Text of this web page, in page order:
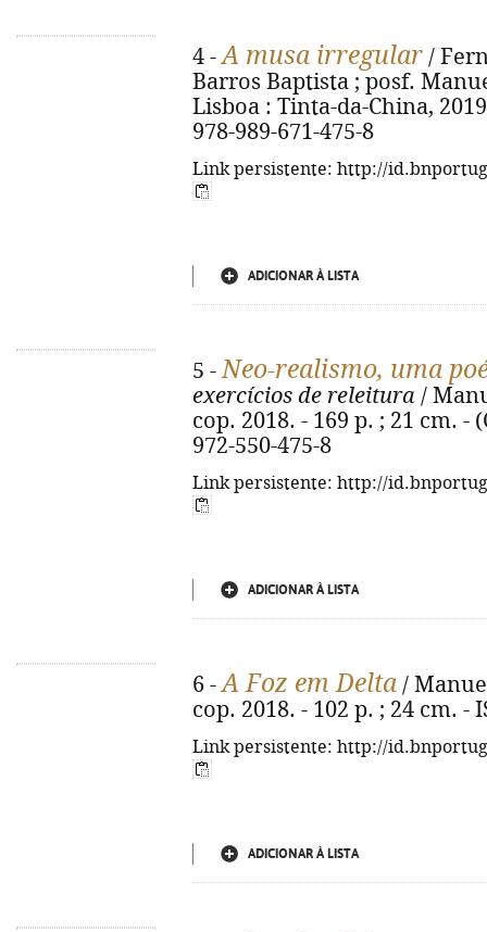
4 -A musa irregular /
Barros Baptista ; posf.
Lisboa : Tinta-da-China,
978-989-671-475-8
Link persistente: http://
ADICIONAR À LISTA
5 -Neo-realismo, uma
exercícios de releitura /
cop. 2018. - 169 p. ; 21 cm. -
972-550-475-8
Link persistente: http://
ADICIONAR À LISTA
6 -A Foz em Delta /
cop. 2018. - 102 p. ; 24 cm. -
Link persistente: http://
ADICIONAR À LISTA